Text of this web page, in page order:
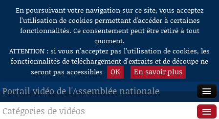
Aller au contenu
En poursuivant votre navigation sur ce site, vous acceptez
l’utilisation de cookies permettant d'accéder à certaines
fonctionnalités. Ce consentement peut être retiré à tout
moment.
ATTENTION : si vous n’acceptez pas l’utilisation de cookies, les
fonctionnalités de téléchargement d’extraits et de découpe ne
seront pas accessibles
OK En savoir plus
Portail vidéo de l'Assemblée nationale
ACCUEIL
Catégories de vidéos